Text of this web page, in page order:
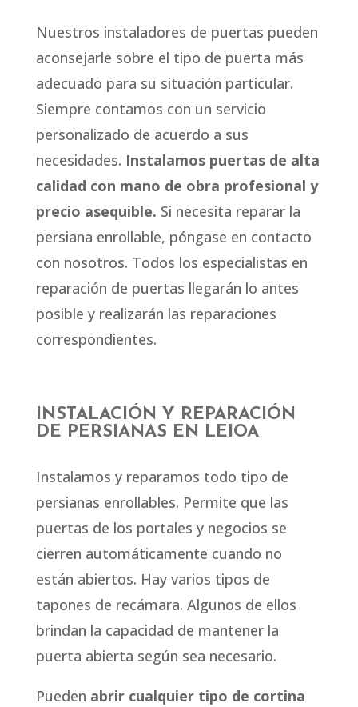
Nuestros instaladores de puertas pueden
aconsejarle sobre el tipo de puerta más
adecuado para su situación particular.
Siempre contamos con un servicio
personalizado de acuerdo a sus
necesidades. Instalamos puertas de alta
calidad con mano de obra profesional y
precio asequible. Si necesita reparar la
persiana enrollable, póngase en contacto
con nosotros. Todos los especialistas en
reparación de puertas llegarán lo antes
posible y realizarán las reparaciones
correspondientes.
INSTALACIÓN Y REPARACIÓN
DE PERSIANAS EN LEIOA
Instalamos y reparamos todo tipo de
persianas enrollables. Permite que las
puertas de los portales y negocios se
cierren automáticamente cuando no
están abiertos. Hay varios tipos de
tapones de recámara. Algunos de ellos
brindan la capacidad de mantener la
puerta abierta según sea necesario.
Pueden abrir cualquier tipo de cortina